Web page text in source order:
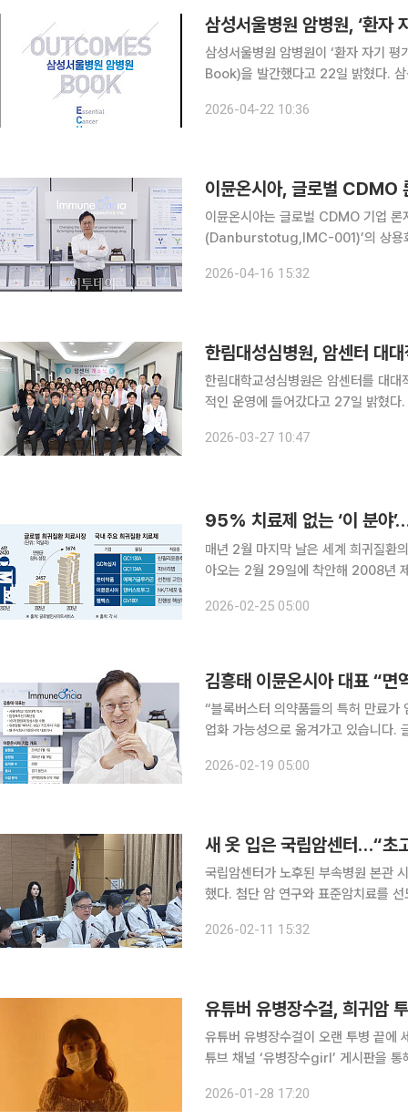
삼성서울병원 암병원, ‘환자
삼성서울병원 암병원이 ‘환자 자기
Book)을 발간했다고 22일 밝혔다. 삼성서울병원 암병원은 2019년부터 시작해 격년으로 발간하던
으로 발간 6번째를 맞은 아웃컴북에
2026-04-22 10:36
이뮨온시아, 글로벌 CDMO
이뮨온시아는 글로벌 CDMO 기업
(Danburstotug,IMC-001)’의 상용화를
제공한다. 원료의약품은 영국 슬라
2026-04-16 15:32
한림대성심병원, 암센터 대
한림대학교성심병원은 암센터를 대
적인 운영에 들어갔다고 27일 밝혔다. 이번 암센터 확충은 진료과 간 협업 구조를 강화하기 위해 이
위해 추진됐다. 종양·혈액내과를 중심
2026-03-27 10:47
95% 치료제 없는 ‘이 분야
매년 2월 마지막 날은 세계 희귀질환
아오는 2월 29일에 착안해 2008년 제정했다. 의약품 개발 기술이 고도화됐음
을 독려하고, 제약·바이오업계는 희
2026-02-25 05:00
“블록버스터 의약품들의 특허 만료가
업화 가능성으로 옮겨가고 있습니다.
이뮨온시아 대표는 글로벌 제약·바이
2026-02-19 05:00
새 옷 입은 국립암센터…“초
국립암센터가 노후된 부속병원 본관
했다. 첨단 암 연구와 표준암치료를
광 국립암센터 원장은 “국립암센터는
2026-02-11 15:32
유튜버 유병장수걸, 희귀암
유튜버 유병장수걸이 오랜 투병 끝에 세상을 떠났다. 향
튜브 채널 ‘유병장수girl’ 게시판을
많은 분들의 사랑을 받게 되었다”라
2026-01-28 17:20